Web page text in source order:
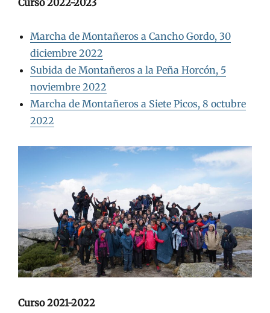
Curso 2022-2023
Marcha de Montañeros a Cancho Gordo, 30
diciembre 2022
Subida de Montañeros a la Peña Horcón, 5
noviembre 2022
Marcha de Montañeros a Siete Picos, 8 octubre
2022
Curso 2021-2022